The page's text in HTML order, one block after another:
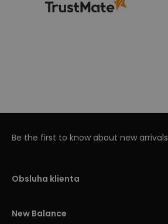
Be the first to know about new arrivals
Obsluha klienta
New Balance